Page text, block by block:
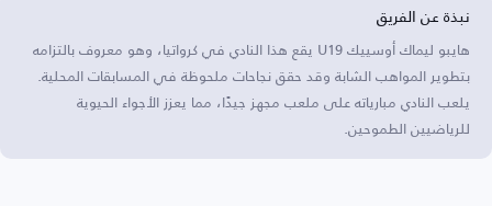
نبذة عن الفريق
هايبو ليماك أوسييك U19 يقع هذا النادي في كرواتيا، وهو معروف بالتزامه
بتطوير المواهب الشابة وقد حقق نجاحات ملحوظة في المسابقات المحلية.
يلعب النادي مبارياته على ملعب مجهز جيدًا، مما يعزز الأجواء الحيوية
للرياضيين الطموحين.